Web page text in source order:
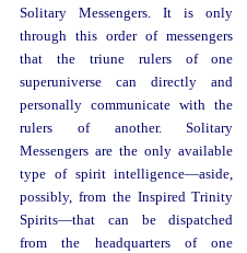
Solitary Messengers. It is only
through this order of messengers
that the triune rulers of one
superuniverse can directly and
personally communicate with the
rulers of another. Solitary
Messengers are the only available
type of spirit intelligence—aside,
possibly, from the Inspired Trinity
Spirits—that can be dispatched
from the headquarters of one